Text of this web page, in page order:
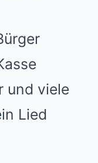
und viele
Lied